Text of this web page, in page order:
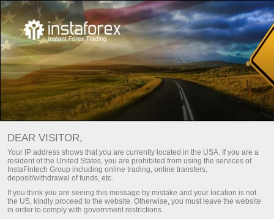
หลัก About us Awards
รายชื่อรางวัล InstaTrade
InstaTrade เป็นหนึ่งในแบรนด์ฟอเร็กซ์ชั้นนำระดับโลก บริษัท
หลังแห่งที่ทำงานอยู่เบื้องหลังให้กับแบรนด์ InstaTrade ต่างมี
สถานะการแข่งขันที่เข้มงวดในทุกส่วน เครือของบริษัทเหล่านี้
ได้รับรางวัลอันเลื่องชื่อมามากมายจากวรสารเชิงธุรกิจ และ
โครงการนิทรรศการเฉพาะทางสำหรับคุณภาพที่สมบูรณ์แบบ,
DEAR VISITOR,
Your IP address shows that you are currently located in the USA. If you are a
resident of the United States, you are prohibited from using the services of
InstaFintech Group including online trading, online transfers,
deposit/withdrawal of funds, etc.
If you think you are seeing this message by mistake and your location is not
the US, kindly proceed to the website. Otherwise, you must leave the website
in order to comply with government restrictions.